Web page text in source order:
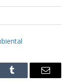
Tumblr Email